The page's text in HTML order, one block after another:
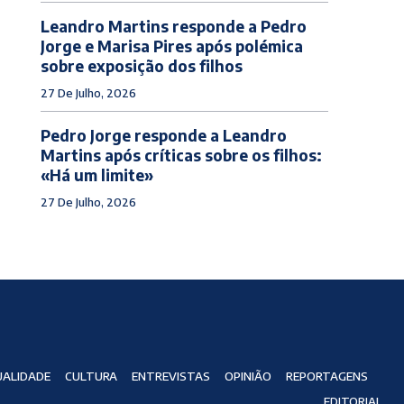
Leandro Martins responde a Pedro
Jorge e Marisa Pires após polémica
sobre exposição dos filhos
27 De Julho, 2026
Pedro Jorge responde a Leandro
Martins após críticas sobre os filhos:
«Há um limite»
27 De Julho, 2026
CULTURA ENTREVISTAS OPINIÃO
REPORTAGENS